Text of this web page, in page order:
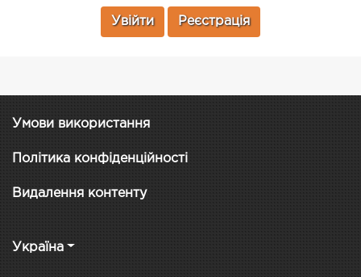
Увійти Реєстрація
Умови використання
Політика конфіденційності
Видалення контенту
Україна